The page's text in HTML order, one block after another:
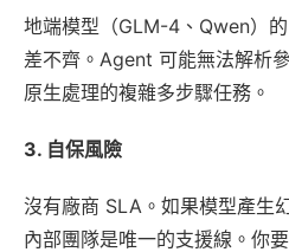
地端模型（GLM-4、Qwen）
差不齊。Agent 可能無法解析
原生處理的複雜多步驟任務。
3. 自保風險
沒有廠商 SLA。如果模型產生
內部團隊是唯一的支援線。你